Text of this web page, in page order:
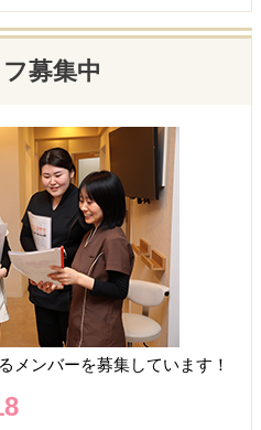
募集中
メンバーを募集しています！